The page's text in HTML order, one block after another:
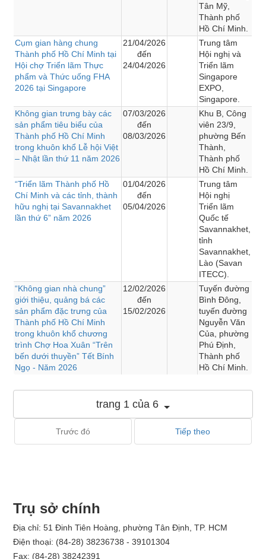
Tân Mỹ,
Thành phố
Hồ Chí Minh.
Cụm gian hàng chung
Thành phố Hồ Chí Minh tại
Hội chợ Triển lãm Thực
phẩm và Thức uống FHA
2026 tại Singapore
21/04/2026
đến
24/04/2026
Trung tâm
Hội nghị và
Triển lãm
Singapore
EXPO,
Singapore.
Không gian trưng bày các
sản phẩm tiêu biểu của
Thành phố Hồ Chí Minh
trong khuôn khổ Lễ hội Việt
– Nhật lần thứ 11 năm 2026
07/03/2026
đến
08/03/2026
Khu B, Công
viên 23/9,
phường Bến
Thành,
Thành phố
Hồ Chí Minh.
“Triển lãm Thành phố Hồ
Chí Minh và các tỉnh, thành
hữu nghị tại Savannakhet
lần thứ 6” năm 2026
01/04/2026
đến
05/04/2026
Trung tâm
Hội nghị
Triển lãm
Quốc tế
Savannakhet,
tỉnh
Savannakhet,
Lào (Savan
ITECC).
“Không gian nhà chung”
giới thiệu, quảng bá các
sản phẩm đặc trưng của
Thành phố Hồ Chí Minh
trong khuôn khổ chương
trình Chợ Hoa Xuân “Trên
bến dưới thuyền” Tết Bính
Ngọ - Năm 2026
12/02/2026
đến
15/02/2026
Tuyến đường
Bình Đông,
tuyến đường
Nguyễn Văn
Của, phường
Phú Định,
Thành phố
Hồ Chí Minh.
trang 1 của 6
Trước đó Tiếp theo
Trụ sở chính
Địa chỉ: 51 Đinh Tiên Hoàng, phường Tân Định, TP. HCM
Điện thoại: (84-28) 38236738 - 39101304
Fax: (84-28) 38242391